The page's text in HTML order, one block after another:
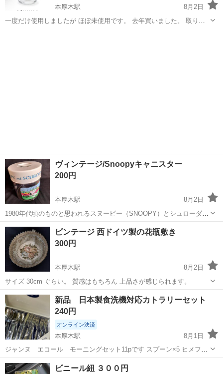
本厚木駅
8月2日
一度だけ使用しましたが ほぼ未使用です。 去年買いました。 取りに
ヴィンテージ/Snoopyキャニスター
200円
本厚木駅
8月2日
1980年代頃のものと思われるスヌーピー（SNOOPY）とシュローダー
（SCHROEDER）がデザインされたヴィンテージのキャニスター（保
存容器）です。 デザイン: テニスを楽しむスヌーピーのイラストが描
かれたクリアな容...
神奈川 厚木市 食器 キャニスター
ビンテージ 西ドイツ製の花瓶敷き
300円
本厚木駅
8月2日
サイズ 30cm ぐらい。 質感はもちろん 上品さが感じられます。
神奈川 厚木市 本厚木駅 家庭用品 ビンテージ
新品 日本製食洗機対応カトラリーセット
240円
オンライン決済
本厚木駅
8月1日
ジャンヌ エコール モーニングセット11pです スプーン×5 ヒメフォ
ーク×5 バターナイフ×1 日本製 食洗機対応です いただいたのですが
普段使ってるものがあるため 出品します ネットでは新品1200〜1500
神奈川 厚木市 本厚木駅
ビニール紐 ３００円